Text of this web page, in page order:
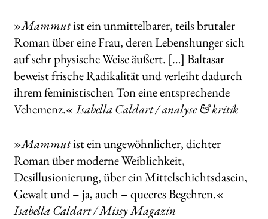
»Mammutist ein unmittelbarer, teils brutaler
Roman über eine Frau, deren Lebenshunger sich
auf sehr physische Weise äußert. […] Baltasar
beweist frische Radikalität und verleiht dadurch
ihrem feministischen Ton eine entsprechende
Vehemenz.«Isabella Caldart / analyse & kritik
»Mammutist ein ungewöhnlicher, dichter
Roman über moderne Weiblichkeit,
Desillusionierung, über ein Mittelschichtsdasein,
Gewalt und – ja, auch – queeres Begehren.«
Isabella Caldart / Missy Magazin